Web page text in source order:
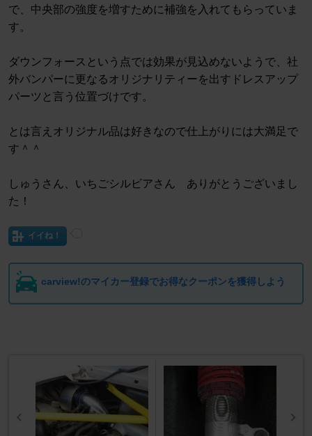
で、中央部の強度を増すために補強を入れてもらっていま
す。
ダウンフォースという点では効果が見込めないようで、社
外バンパーに更なるオリジナリティーを出すドレスアップ
パーツと言う位置づけです。
とは言えオリジナル品は好きなので仕上がりには大満足で
す＾＾
しゅうさん、いちごシルビアさん ありがとうございまし
た！
イイね！
carview!のマイカー登録でお得なクーポンを獲得しよう